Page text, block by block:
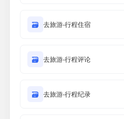
🗃 去旅游-行程住宿
🗃 去旅游-行程评论
🗃 去旅游-行程纪录